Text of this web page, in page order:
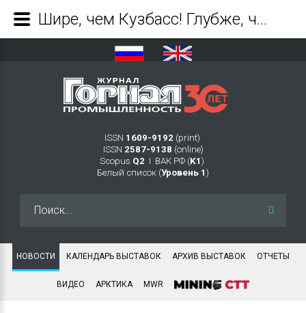
ISSN 1609-9192 (print)
ISSN 2587-9138 (online)
Scopus Q2 Ι ВАК РФ (K1 )
Белый список (Уровень 1 )
НОВОСТИ КАЛЕНДАРЬ ВЫСТАВОК АРХИВ ВЫСТАВОК ОТЧЕТЫ
ВИДЕО АРКТИКА MWR
Шире, чем Кузбасс! Глубже, чем уголь! «Уголь России и Майнинг. Недра России 2025» - Журнал Горная промышленность